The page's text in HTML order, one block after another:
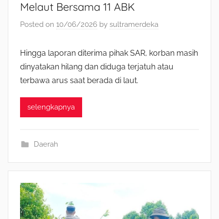
Melaut Bersama 11 ABK
Posted on 10/06/2026 by sultramerdeka
Hingga laporan diterima pihak SAR, korban masih
dinyatakan hilang dan diduga terjatuh atau
terbawa arus saat berada di laut.
selengkapnya
Daerah